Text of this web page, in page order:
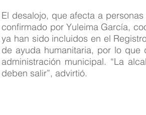
El desalojo, que afecta a
confirmado por Yuleima García,
ya han sido incluidos en el
de ayuda humanitaria, por lo que
administración municipal. “La
deben salir”, advirtió.